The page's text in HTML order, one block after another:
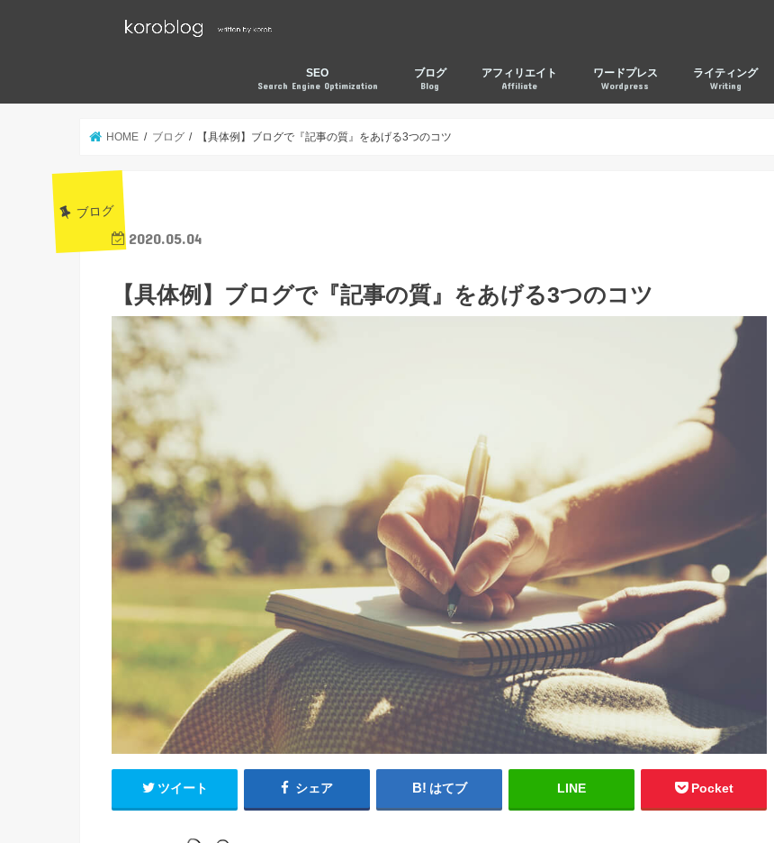
SEO
Search Engine Optimization
ブログ
Blog
アフィリエイト
Affiliate
ワードプレス
Wordpress
ライティング
Writing
HOME ブログ 【具体例】ブログで『記事の質』をあげる3つのコツ
ブログ
2020.05.04
【具体例】ブログで『記事の質』をあげる3つのコツ
ツイート シェア はてブ LINE Pocket